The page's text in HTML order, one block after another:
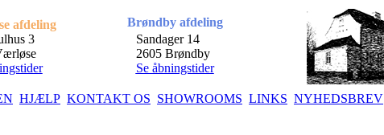
afdeling
3
Brøndby afdeling
Sandager 14
2605 Brøndby
Se åbningstider
HJÆLP KONTAKT OS SHOWROOMS LINKS NYHEDSBREV